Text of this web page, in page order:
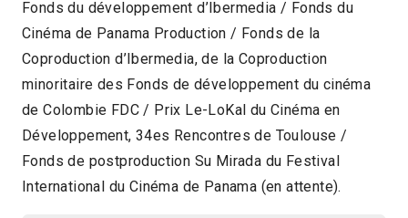
Fonds du développement d’Ibermedia / Fonds du
Cinéma de Panama Production / Fonds de la
Coproduction d’Ibermedia, de la Coproduction
minoritaire des Fonds de développement du cinéma
de Colombie FDC / Prix Le-LoKal du Cinéma en
Développement, 34es Rencontres de Toulouse /
Fonds de postproduction Su Mirada du Festival
International du Cinéma de Panama (en attente).